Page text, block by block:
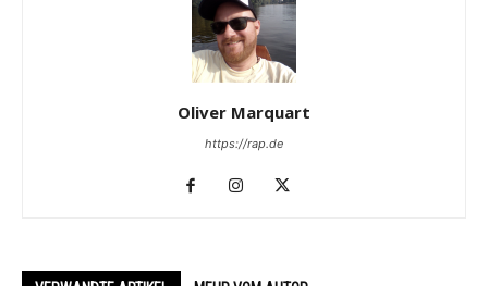
Oliver Marquart
https://rap.de